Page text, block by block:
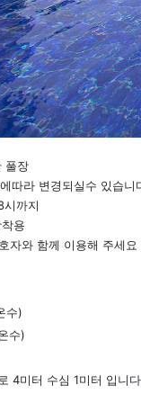
풀장
따라 변경되실수 있습니
까지
용
자와 함께 이용해 주세요
수)
수)
4미터 수심 1미터 입니다